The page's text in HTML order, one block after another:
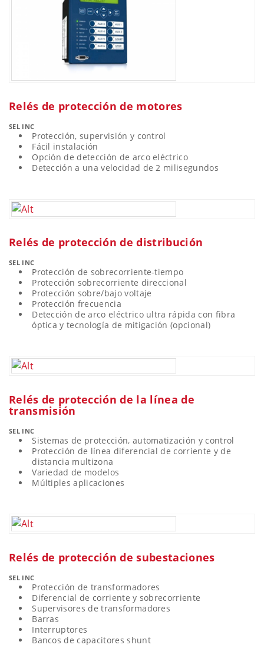
Relés de protección de motores
SEL INC
Protección, supervisión y control
Fácil instalación
Opción de detección de arco eléctrico
Detección a una velocidad de 2 milisegundos
Relés de protección de distribución
SEL INC
Protección de sobrecorriente-tiempo
Protección sobrecorriente direccional
Protección sobre/bajo voltaje
Protección frecuencia
Detección de arco eléctrico ultra rápida con fibra
óptica y tecnología de mitigación (opcional)
Relés de protección de la línea de
transmisión
SEL INC
Sistemas de protección, automatización y control
Protección de línea diferencial de corriente y de
distancia multizona
Variedad de modelos
Múltiples aplicaciones
Relés de protección de subestaciones
SEL INC
Protección de transformadores
Diferencial de corriente y sobrecorriente
Supervisores de transformadores
Barras
Interruptores
Bancos de capacitores shunt